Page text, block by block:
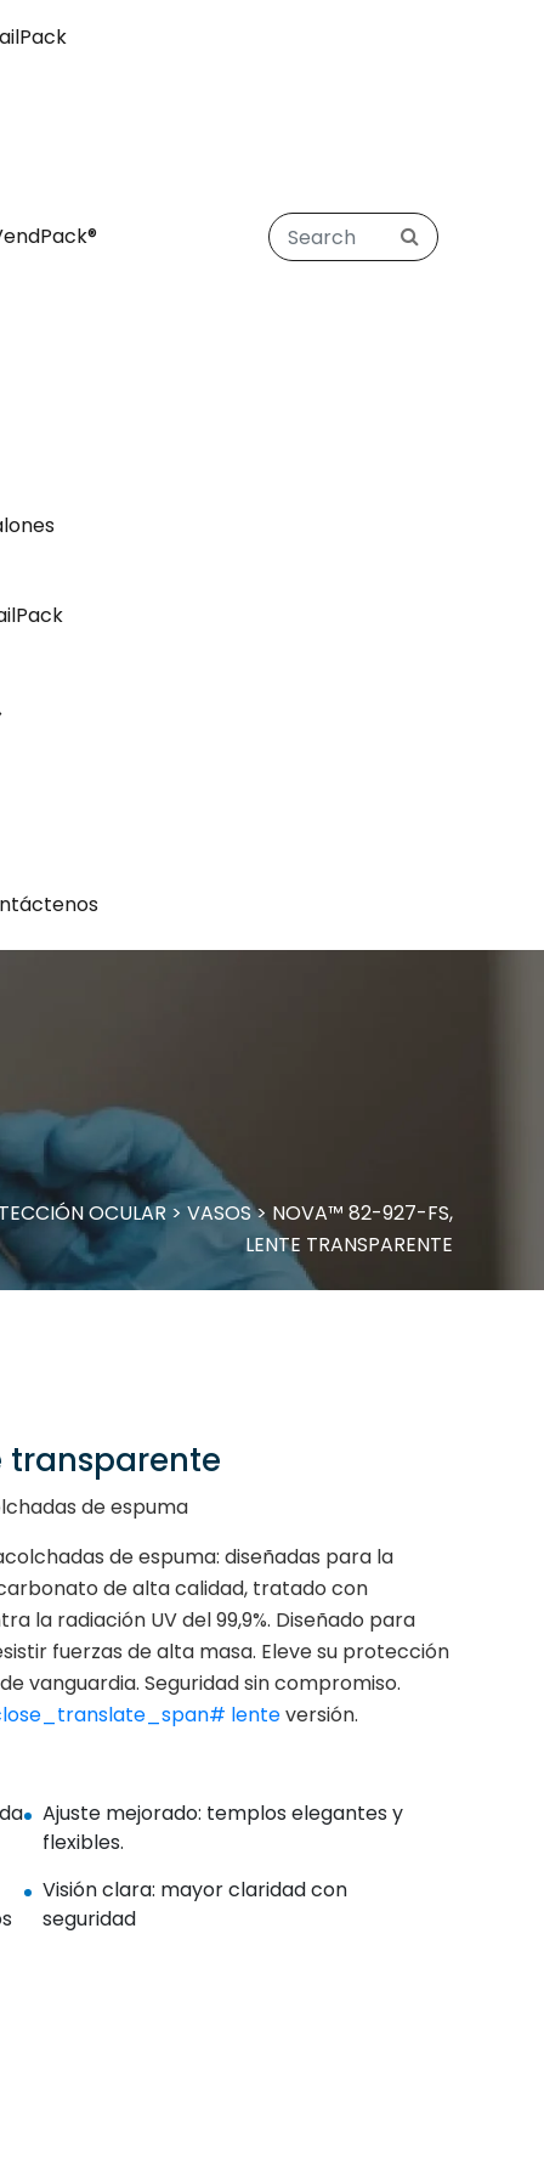
OCULAR> VASOS> NOVA™ 82-927-FS,
LENTE TRANSPARENTE
transparente
de espuma
de espuma: diseñadas para la
de alta calidad, tratado con
la radiación UV del 99,9%. Diseñado para
fuerzas de alta masa. Eleve su protección
vanguardia. Seguridad sin compromiso.
lenteversión.
Ajuste mejorado: templos elegantes y
flexibles.
Visión clara: mayor claridad con
seguridad